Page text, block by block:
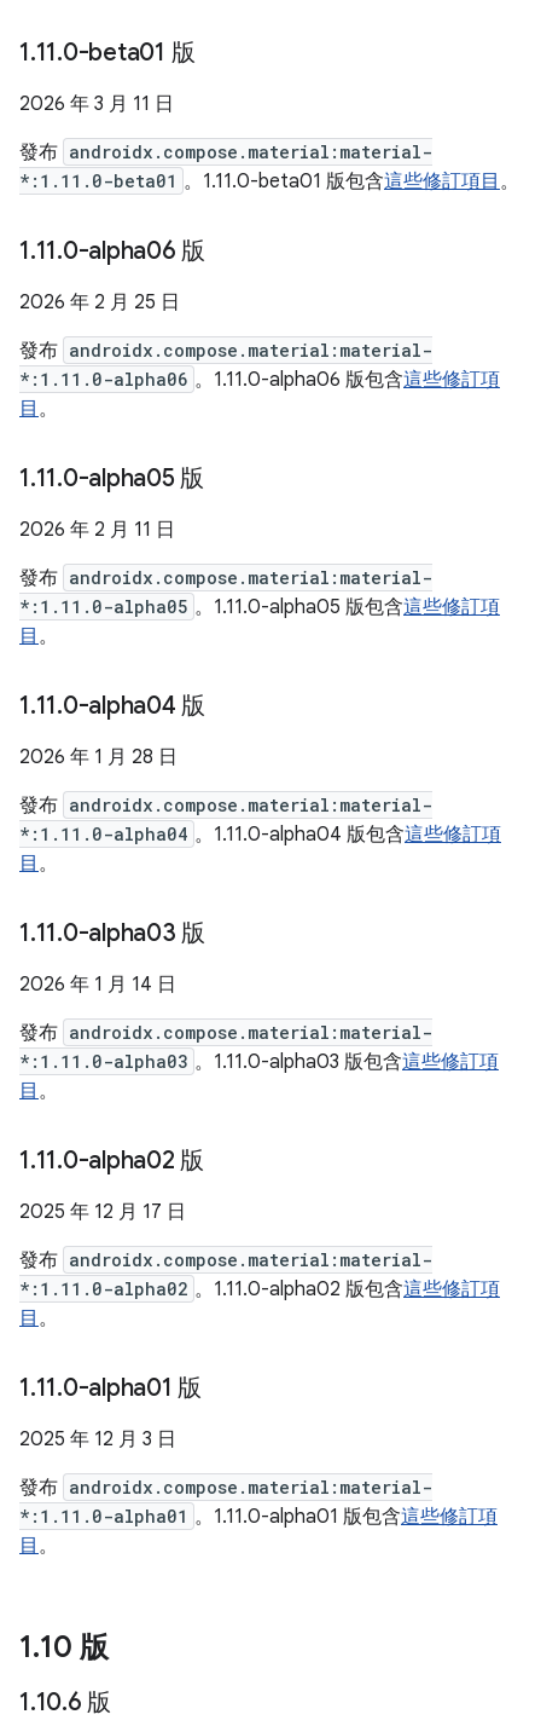
1.11.0-beta01 版
2026 年 3 月 11 日
發布 androidx.compose.material:material-
*:1.11.0-beta01 。1.11.0-beta01 版包含這些修訂項目 。
1.11.0-alpha06 版
2026 年 2 月 25 日
發布 androidx.compose.material:material-
*:1.11.0-alpha06 。1.11.0-alpha06 版包含這些修訂項
目 。
1.11.0-alpha05 版
2026 年 2 月 11 日
發布 androidx.compose.material:material-
*:1.11.0-alpha05 。1.11.0-alpha05 版包含這些修訂項
目 。
1.11.0-alpha04 版
2026 年 1 月 28 日
發布 androidx.compose.material:material-
*:1.11.0-alpha04 。1.11.0-alpha04 版包含這些修訂項
目 。
1.11.0-alpha03 版
2026 年 1 月 14 日
發布 androidx.compose.material:material-
*:1.11.0-alpha03 。1.11.0-alpha03 版包含這些修訂項
目 。
1.11.0-alpha02 版
2025 年 12 月 17 日
發布 androidx.compose.material:material-
*:1.11.0-alpha02 。1.11.0-alpha02 版包含這些修訂項
目 。
1.11.0-alpha01 版
2025 年 12 月 3 日
發布 androidx.compose.material:material-
*:1.11.0-alpha01 。1.11.0-alpha01 版包含這些修訂項
目 。
1.10 版
1.10.6 版